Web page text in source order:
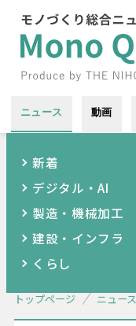
ニュース 動画
新着
デジタル・AI
製造・機械加工
建設・インフラ
くらし
トップページ ニュース